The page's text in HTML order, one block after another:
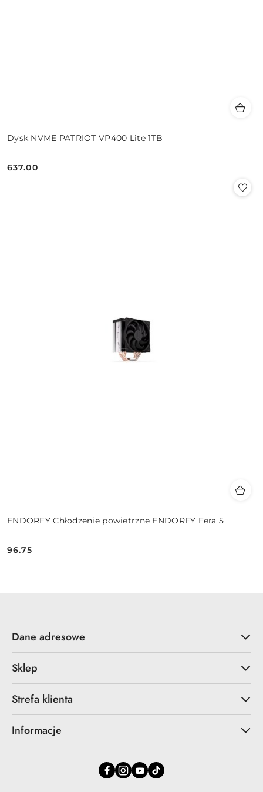
Dysk NVME PATRIOT VP400 Lite 1TB
Cena:
637.00
ENDORFY Chłodzenie powietrzne ENDORFY Fera 5
Cena:
96.75
Dane adresowe
Sklep
Strefa klienta
Informacje